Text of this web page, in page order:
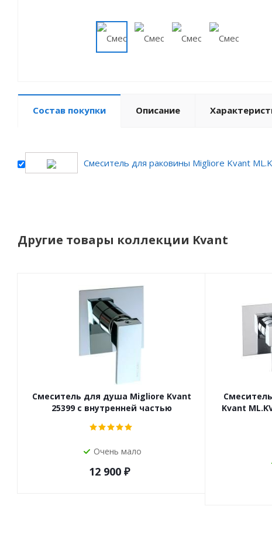
Состав покупки Описание
Смеситель для раковины Migliore Kvant
Другие товары коллекции Kvant
Смеситель для душа Migliore Kvant
25399 с внутренней частью
Очень мало
12 900 ₽
Kvant